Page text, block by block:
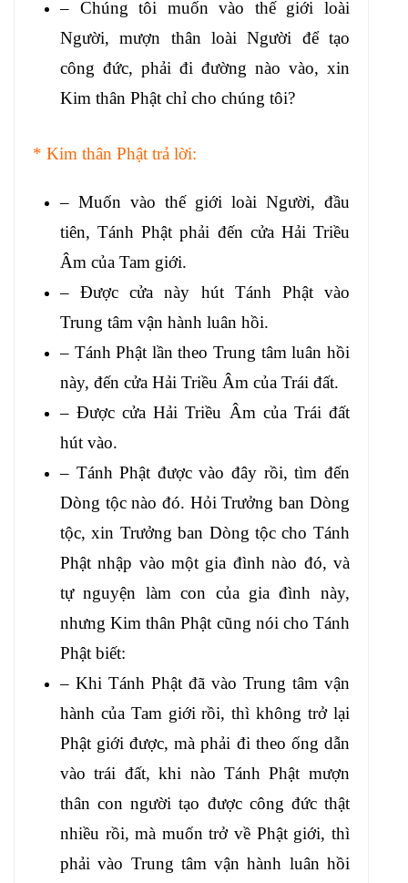
– Chúng tôi muốn vào thế giới loài
Người, mượn thân loài Người để tạo
công đức, phải đi đường nào vào, xin
Kim thân Phật chỉ cho chúng tôi?
* Kim thân Phật trả lời:
– Muốn vào thế giới loài Người, đầu
tiên, Tánh Phật phải đến cửa Hải Triều
Âm của Tam giới.
– Được cửa này hút Tánh Phật vào
Trung tâm vận hành luân hồi.
– Tánh Phật lần theo Trung tâm luân hồi
này, đến cửa Hải Triều Âm của Trái đất.
– Được cửa Hải Triều Âm của Trái đất
hút vào.
– Tánh Phật được vào đây rồi, tìm đến
Dòng tộc nào đó. Hỏi Trưởng ban Dòng
tộc, xin Trưởng ban Dòng tộc cho Tánh
Phật nhập vào một gia đình nào đó, và
tự nguyện làm con của gia đình này,
nhưng Kim thân Phật cũng nói cho Tánh
Phật biết:
– Khi Tánh Phật đã vào Trung tâm vận
hành của Tam giới rồi, thì không trở lại
Phật giới được, mà phải đi theo ống dẫn
vào trái đất, khi nào Tánh Phật mượn
thân con người tạo được công đức thật
nhiều rồi, mà muốn trở về Phật giới, thì
phải vào Trung tâm vận hành luân hồi